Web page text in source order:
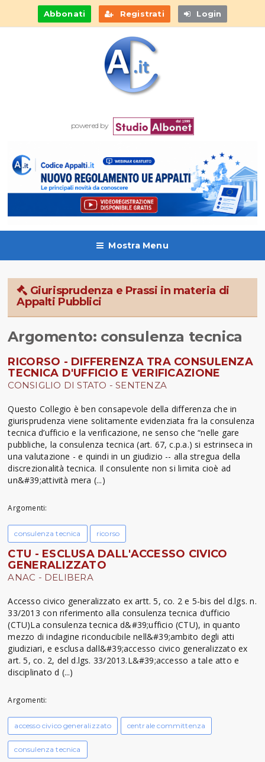
Abbonati Registrati Login
powered by
Mostra Menu
Giurisprudenza e Prassi in materia di
Appalti Pubblici
Argomento: consulenza tecnica
RICORSO - DIFFERENZA TRA CONSULENZA
TECNICA D'UFFICIO E VERIFICAZIONE
CONSIGLIO DI STATO - SENTENZA
Questo Collegio è ben consapevole della differenza che in
giurisprudenza viene solitamente evidenziata fra la consulenza
tecnica d’ufficio e la verificazione, ne senso che “nelle gare
pubbliche, la consulenza tecnica (art. 67, c.p.a.) si estrinseca in
una valutazione - e quindi in un giudizio -- alla stregua della
discrezionalità tecnica. Il consulente non si limita cioè ad
un&#39;attività mera (...)
Argomenti:
consulenza tecnica ricorso
CTU - ESCLUSA DALL'ACCESSO CIVICO
GENERALIZZATO
ANAC - DELIBERA
Accesso civico generalizzato ex artt. 5, co. 2 e 5-bis del d.lgs. n.
33/2013 con riferimento alla consulenza tecnica d’ufficio
(CTU)La consulenza tecnica d&#39;ufficio (CTU), in quanto
mezzo di indagine riconducibile nell&#39;ambito degli atti
giudiziari, e esclusa dall&#39;accesso civico generalizzato ex
art. 5, co. 2, del d.lgs. 33/2013.L&#39;accesso a tale atto e
disciplinato d (...)
Argomenti:
accesso civico generalizzato centrale committenza
consulenza tecnica